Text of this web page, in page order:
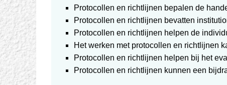
Protocollen en richtlijnen bepalen de
Protocollen en richtlijnen bevatten
Protocollen en richtlijnen helpen de
Het werken met protocollen en richtlijnen
Protocollen en richtlijnen helpen bij het
Protocollen en richtlijnen kunnen een